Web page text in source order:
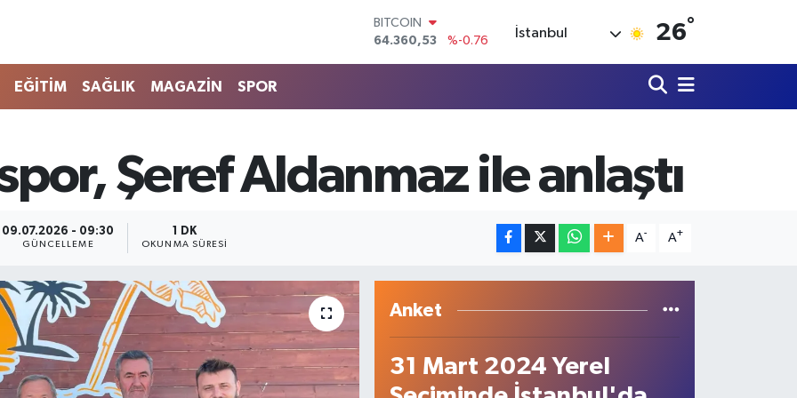
64.360,53
DOLAR
47,7143
EURO
BİST100
13.887
%64
İstanbul 26°
EĞİTİM SAĞLIK MAGAZİN SPOR
Şeref Aldanmaz ile anlaştı
09.07.2026 - 09:30
GÜNCELLEME
1 DK
OKUNMA SÜRESI
A- A+
Anket
31 Mart 2024 Yerel